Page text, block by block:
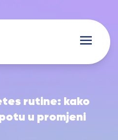
rutine: kako
u promjeni